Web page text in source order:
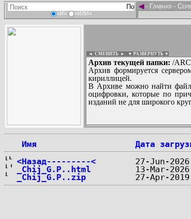
«И» «ИЛИ»
◄- Главная -
◄ СМЕНИТЬ ► ▼ РАЗВЕРНУТЬ ▼
Архив текущей папки: /
Архив формируется
кириллицей.
В Архиве можно найти
оцифровки, которые по
изданий не для широкого
...
Имя Дата
<Назад---------<
_Chij_G.P..html
_Chij_G.P..zip